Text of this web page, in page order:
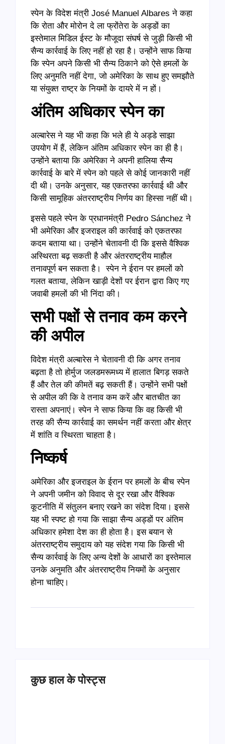
स्पेन के विदेश मंत्री José Manuel Albares ने कहा
कि रोता और मोरोन दे ला फ्रोंतेरा के अड्डों का
इस्तेमाल मिडिल ईस्ट के मौजूदा संघर्ष से जुड़ी किसी भी
सैन्य कार्रवाई के लिए नहीं हो रहा है। उन्होंने साफ किया
कि स्पेन अपने किसी भी सैन्य ठिकाने को ऐसे हमलों के
लिए अनुमति नहीं देगा, जो अमेरिका के साथ हुए समझौते
या संयुक्त राष्ट्र के नियमों के दायरे में न हों।
अंतिम अधिकार स्पेन का
अल्बारेस ने यह भी कहा कि भले ही ये अड्डे साझा
उपयोग में हैं, लेकिन अंतिम अधिकार स्पेन का ही है।
उन्होंने बताया कि अमेरिका ने अपनी हालिया सैन्य
कार्रवाई के बारे में स्पेन को पहले से कोई जानकारी नहीं
दी थी। उनके अनुसार, यह एकतरफा कार्रवाई थी और
किसी सामूहिक अंतरराष्ट्रीय निर्णय का हिस्सा नहीं थी।
इससे पहले स्पेन के प्रधानमंत्री Pedro Sánchez ने
भी अमेरिका और इजराइल की कार्रवाई को एकतरफा
कदम बताया था। उन्होंने चेतावनी दी कि इससे वैश्विक
अस्थिरता बढ़ सकती है और अंतरराष्ट्रीय माहौल
तनावपूर्ण बन सकता है। स्पेन ने ईरान पर हमलों को
गलत बताया, लेकिन खाड़ी देशों पर ईरान द्वारा किए गए
जवाबी हमलों की भी निंदा की।
सभी पक्षों से तनाव कम करने
की अपील
विदेश मंत्री अल्बारेस ने चेतावनी दी कि अगर तनाव
बढ़ता है तो होर्मुज जलडमरूमध्य में हालात बिगड़ सकते
हैं और तेल की कीमतें बढ़ सकती हैं। उन्होंने सभी पक्षों
से अपील की कि वे तनाव कम करें और बातचीत का
रास्ता अपनाएं। स्पेन ने साफ किया कि वह किसी भी
तरह की सैन्य कार्रवाई का समर्थन नहीं करता और क्षेत्र
में शांति व स्थिरता चाहता है।
निष्कर्ष
अमेरिका और इजराइल के ईरान पर हमलों के बीच स्पेन
ने अपनी जमीन को विवाद से दूर रखा और वैश्विक
कूटनीति में संतुलन बनाए रखने का संदेश दिया। इससे
यह भी स्पष्ट हो गया कि साझा सैन्य अड्डों पर अंतिम
अधिकार हमेशा देश का ही होता है। इस बयान से
अंतरराष्ट्रीय समुदाय को यह संदेश गया कि किसी भी
सैन्य कार्रवाई के लिए अन्य देशों के आधारों का इस्तेमाल
उनके अनुमति और अंतरराष्ट्रीय नियमों के अनुसार
होना चाहिए।
कुछ हाल के पोस्ट्स